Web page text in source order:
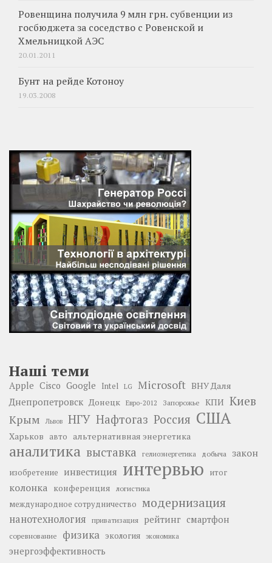
Ровенщина получила 9 млн грн. субвенции из
госбюджета за соседство с Ровенской и
Хмельницкой АЭС
20.01.2011
Бунт на рейде Котоноу
19.03.2008
Наші теми
Apple Cisco Google Intel LG Microsoft ВНУ Даля
Днепропетровск Донецк Евро-2012 Запорожье КПИ Киев
Крым Львов НГУ Нафтогаз Россия США
Харьков авто альтернативная энергетика
аналитика выставка гелиоэнергетика добыча закон
изобретение инвестиция интервью итог
колонка конференция логистика
международное сотрудничество модернизация
нанотехнология приватизация рейтинг смартфон
соревнование физика экология экономика
энергоэффективность